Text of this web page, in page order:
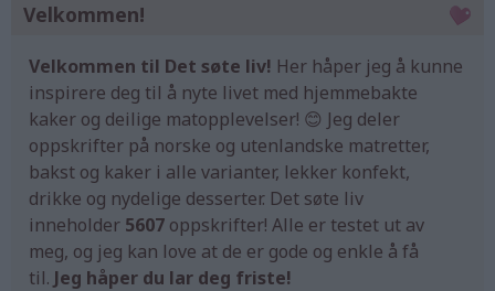
Velkommen!
Velkommen til Det søte liv! Her håper jeg å kunne
inspirere deg til å nyte livet med hjemmebakte
kaker og deilige matopplevelser! 😊 Jeg deler
oppskrifter på norske og utenlandske matretter,
bakst og kaker i alle varianter, lekker konfekt,
drikke og nydelige desserter. Det søte liv
inneholder 5607 oppskrifter! Alle er testet ut av
meg, og jeg kan love at de er gode og enkle å få
til. Jeg håper du lar deg friste!